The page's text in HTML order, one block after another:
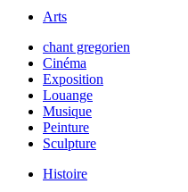
Arts
chant gregorien
Cinéma
Exposition
Louange
Musique
Peinture
Sculpture
Histoire